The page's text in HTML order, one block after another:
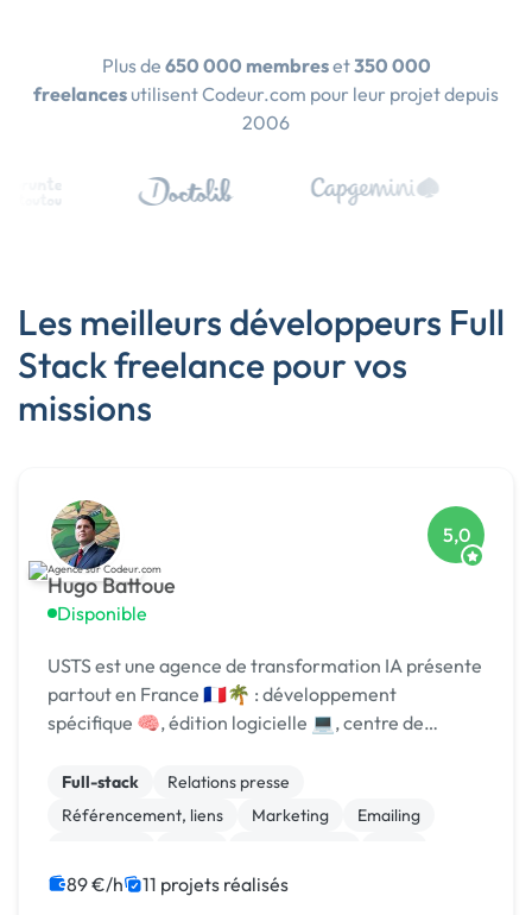
Plus de 650 000 membreset350 000
freelances utilisent Codeur.com pour leur projet depuis
2006
Les meilleurs développeurs Full
Stack freelance pour vos
missions
Hugo Battoue
Disponible
5,0
USTS est une agence de transformation IA présente
partout en France 🇫🇷🌴 : développement
spécifique 🧠, édition logicielle 💻, centre de
MASQUÉE] 🏆 !
Full-stack
Relations presse
Référencement, liens
Marketing
Emailing
Charte graphique
89 €/h 11 projets réalisés